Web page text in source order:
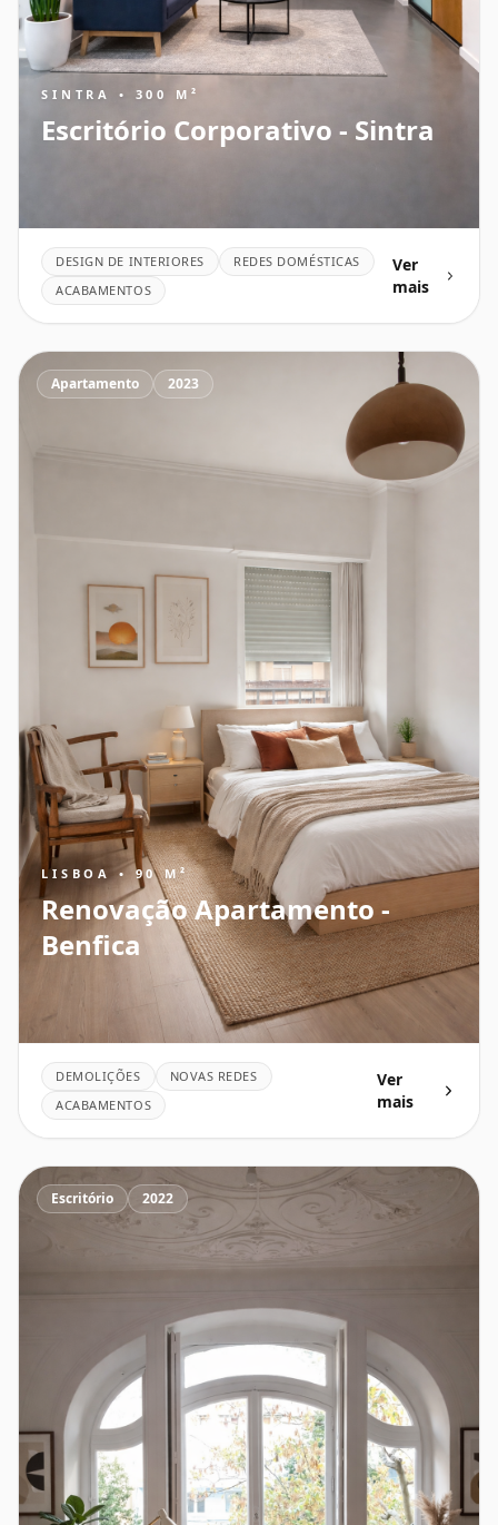
SINTRA • 300 M²
Escritório Corporativo - Sintra
DESIGN DE INTERIORES
REDES DOMÉSTICAS
ACABAMENTOS
Ver
mais
Apartamento 2023
LISBOA • 90 M²
Renovação Apartamento -
Benfica
DEMOLIÇÕES
NOVAS REDES
ACABAMENTOS
Ver
mais
Escritório 2022